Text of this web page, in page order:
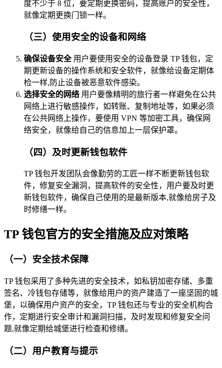
度不少于 8 位，要定期更换密码，提高账户的安全性，
就像定期更换门锁一样。
（三）使用安全的设备和网络
确保设备安全用户要使用安全的设备登录 TP 钱包，定
期更新设备的操作系统和安全软件，就像给设备定期体
检一样,防止设备被恶意软件感染。
选择安全的网络 用户要像精明的旅行者一样避免在公共
网络上进行敏感操作，如转账、复制地址等，如果必须
在公共网络上操作，要使用 VPN 等加密工具，确保网
络安全，就像给自己的信息加上一层保护罩。
（四）及时更新钱包软件
TP 钱包开发团队会像勤劳的工匠一样不断更新钱包软
件，修复安全漏洞，提高软件的安全性，用户要及时更
新钱包软件，确保自己使用的是最新版本,就像给房子及
时修缮一样。
TP 钱包官方的安全措施及应对策略
（一）安全技术保障
TP 钱包采用了多种先进的安全技术，如私钥加密存储、多重
签名、冷钱包存储等，就像给用户的资产建造了一座坚固的城
堡，以确保用户资产的安全，TP 钱包还与专业的安全机构合
作，定期进行安全审计和漏洞扫描，及时发现和修复安全问
题,就像定期给城堡进行检查和修缮。
（二）用户教育与提示